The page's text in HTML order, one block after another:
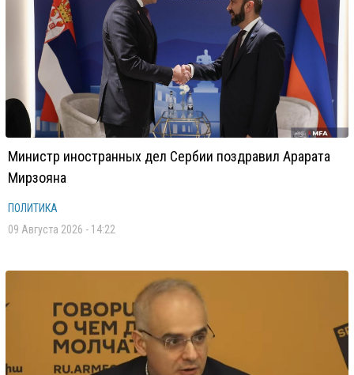
Министр иностранных дел Сербии поздравил Арарата
Мирзояна
ПОЛИТИКА
09 Августа 2026 - 14:22